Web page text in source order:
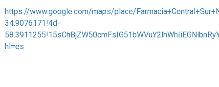
https://www.google.com/maps/place/
34.9076171!4d-
hl=es